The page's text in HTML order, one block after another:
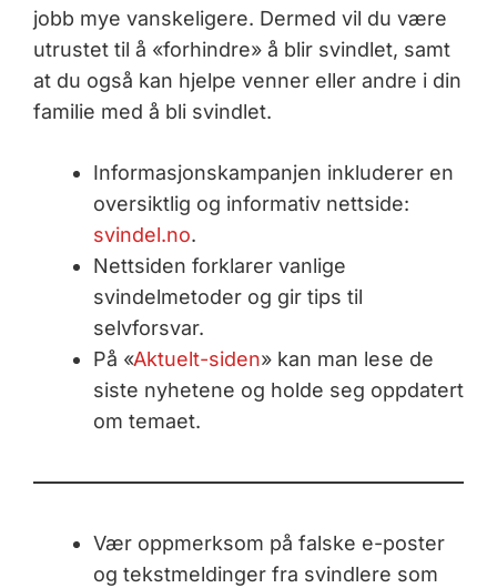
jobb mye vanskeligere. Dermed vil du være
utrustet til å «forhindre» å blir svindlet, samt
at du også kan hjelpe venner eller andre i din
familie med å bli svindlet.
Informasjonskampanjen inkluderer en
oversiktlig og informativ nettside:
svindel.no.
Nettsiden forklarer vanlige
svindelmetoder og gir tips til
selvforsvar.
På «Aktuelt-siden» kan man lese de
siste nyhetene og holde seg oppdatert
om temaet.
Vær oppmerksom på falske e-poster
og tekstmeldinger fra svindlere som